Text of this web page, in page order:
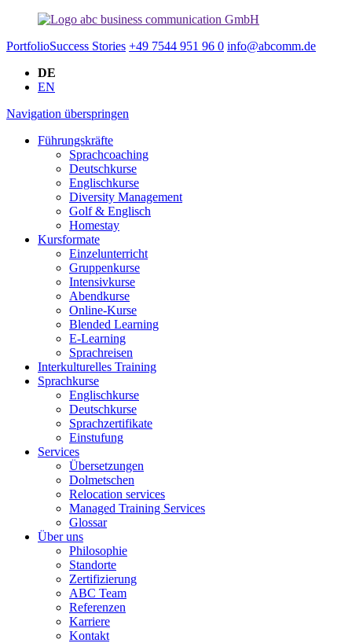
PortfolioSuccess Stories +49 7544 951 96 0 info@abcomm.de
DE
EN
Navigation überspringen
Führungskräfte
Sprachcoaching
Deutschkurse
Englischkurse
Diversity Management
Golf & Englisch
Homestay
Kursformate
Einzelunterricht
Gruppenkurse
Intensivkurse
Abendkurse
Online-Kurse
Blended Learning
E-Learning
Sprachreisen
Interkulturelles Training
Sprachkurse
Englischkurse
Deutschkurse
Sprachzertifikate
Einstufung
Services
Übersetzungen
Dolmetschen
Relocation services
Managed Training Services
Glossar
Über uns
Philosophie
Standorte
Zertifizierung
ABC Team
Referenzen
Karriere
Kontakt